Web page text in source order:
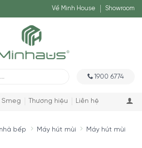
Về Minh House Showroom
1900 6774
Smeg Thương hiệu Liên hệ
bếp Máy hút mùi
Máy hút mùi